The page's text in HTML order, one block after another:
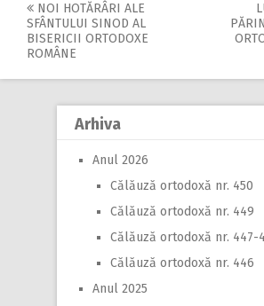
Post
navigation
NOI HOTĂRÂRI ALE
SFÂNTULUI SINOD AL
BISERICII ORTODOXE
ROMÂNE
Arhiva
Anul 2026
Călăuză ortodoxă nr. 450
Călăuză ortodoxă nr. 449
Călăuză ortodoxă nr. 447-
Călăuză ortodoxă nr. 446
Anul 2025